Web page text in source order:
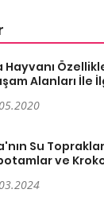
Hayvanı
Alanları İle
Su
ve